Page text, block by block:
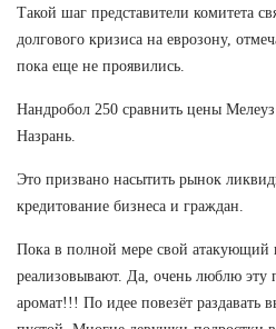
Такой шаг представители комитета
долгового кризиса на еврозону,
пока еще не проявились.
Нандробол 250 сравнить цены
Назрань.
Это призвано насытить рынок
кредитование бизнеса и граждан.
Пока в полной мере свой атакующий
реализовывают. Да, очень люблю эту
аромат!!! По идее повезёт раздавать